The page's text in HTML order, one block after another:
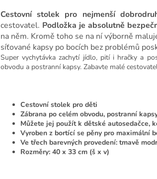
Cestovní stolek pro nejmenší
cestovatel. Podložka je absolutně
na něm. Kromě toho se na ní výborně
síťované kapsy po bocích bez problémů
Super vychytávka zachytí jídlo, pití i hračky a
obvodu a postranní kapsy. Zabavte malé
Cestovní stolek pro děti
Zábrana po celém obvodu, postranní
Můžete jej použít k dětské autosedačce,
Vyroben z bortící se pěny pro maximální
Ve třech barevných provedení: tmavě
Rozměry: 40 x 33 cm (š x v)